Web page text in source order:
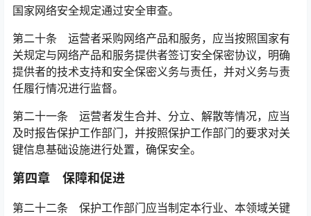
国家网络安全规定通过安全审查。
第二十条 运营者采购网络产品和服务，应当按照国家有
关规定与网络产品和服务提供者签订安全保密协议，明确
提供者的技术支持和安全保密义务与责任，并对义务与责
任履行情况进行监督。󠅅󠅃󠄵󠅂󠄪󠇖󠆨󠆨󠇕󠆞󠆒󠅬󠇘󠆭󠆘󠇙󠆝󠅵󠇗󠆭󠆁󠄐󠇗󠅹󠅸󠇖󠆍󠅳󠇖󠅹󠅰󠇖󠆌󠅹
第二十一条 运营者发生合并、分立、解散等情况，应当
及时报告保护工作部门，并按照保护工作部门的要求对关
键信息基础设施进行处置，确保安全。
第四章 保障和促进
第二十二条 保护工作部门应当制定本行业、本领域关键